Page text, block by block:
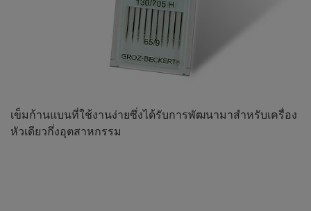
เข็มก้านแบนที่ใช้งานง่ายซึ่งได้รับการพัฒนามาสำหรับเครื่อง
หัวเดียวกึ่งอุตสาหกรรม